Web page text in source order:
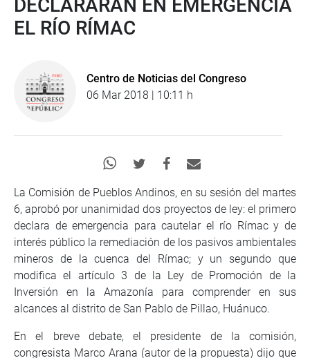
DECLARARÁN EN EMERGENCIA
EL RÍO RÍMAC
Centro de Noticias del Congreso
06 Mar 2018 | 10:11 h
La Comisión de Pueblos Andinos, en su sesión del martes
6, aprobó por unanimidad dos proyectos de ley: el primero
declara de emergencia para cautelar el río Rímac y de
interés público la remediación de los pasivos ambientales
mineros de la cuenca del Rímac; y un segundo que
modifica el artículo 3 de la Ley de Promoción de la
Inversión en la Amazonía para comprender en sus
alcances al distrito de San Pablo de Pillao, Huánuco.
En el breve debate, el presidente de la comisión,
congresista Marco Arana (autor de la propuesta) dijo que